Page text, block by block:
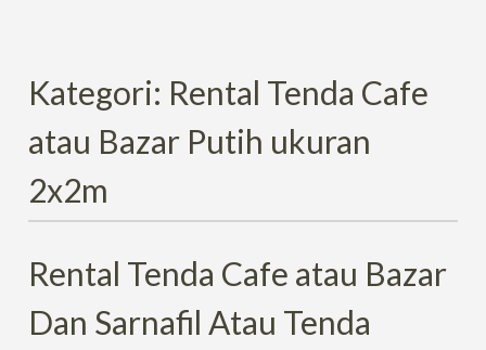
Kategori: Rental Tenda Cafe
atau Bazar Putih ukuran
2x2m
Rental Tenda Cafe atau Bazar
Dan Sarnafil Atau Tenda